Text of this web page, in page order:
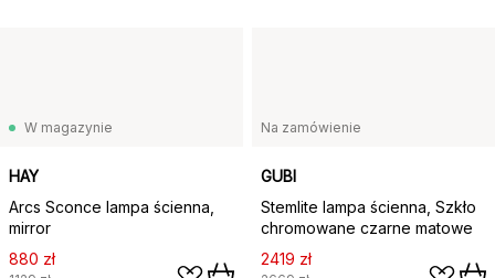
W magazynie
HAY
Arcs Sconce lampa ścienna,
mirror
880 zł
Na zamówienie
GUBI
Stemlite lampa ścienna, Szkło
chromowane czarne matowe
2419 zł